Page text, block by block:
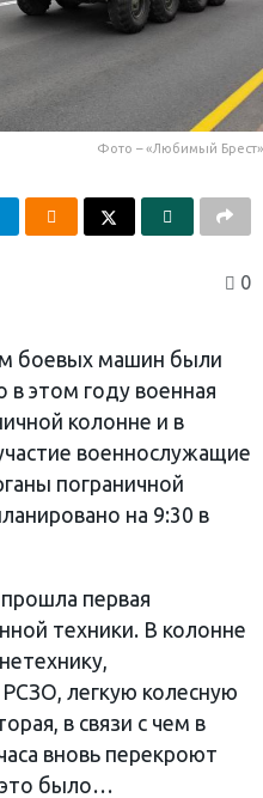
Фото – «Любимый Брест»
0
боевых машин были
в этом году военная
колонне и в
военнослужащие
пограничной
на 9:30 в
первая
техники. В колонне
легкую колесную
в связи с чем в
вновь перекроют
это было…